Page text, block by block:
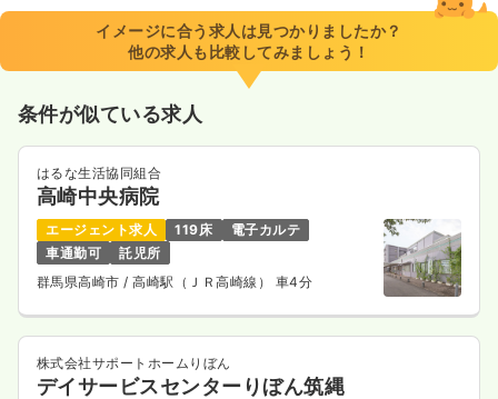
イメージに合う求人は見つかりましたか？
他の求人も比較してみましょう！
条件が似ている求人
はるな生活協同組合
高崎中央病院
エージェント求人 119床
電子カルテ
車通勤可
託児所
群馬県高崎市 / 高崎駅（ＪＲ高崎線） 車4分
株式会社サポートホームりぼん
デイサービスセンターりぼん筑縄